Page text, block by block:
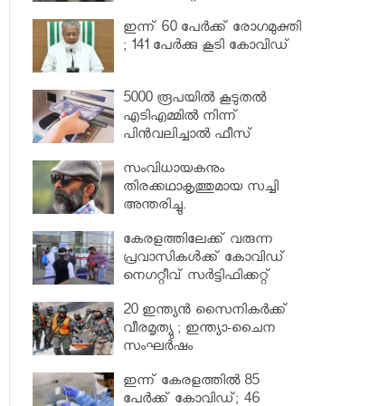
ഇന്ന് 60 പേർക്ക് രോഗമുക്തി
; 141 പേര്‍ക്കു കൂടി കോവിഡ്
5000 രൂപയിൽ കൂടുതൽ
എടിഎമ്മിൽ നിന്ന്
പിൻവലിച്ചാൽ ഫീസ്
സംവിധായകനും
തിരക്കഥാകൃത്തുമായ സച്ചി
അന്തരിച്ചു.
കേരളത്തിലേക്ക് വരുന്ന
പ്രവാസികള്‍ക്ക് കോവിഡ്
നെഗറ്റീവ് സര്‍ട്ടിഫിക്കറ്റ്
20 ഇന്ത്യൻ സൈനികർക്ക്
വീരമൃത്യു ; ഇന്ത്യാ-ചൈന
സംഘർഷം
ഇന്ന് കേരളത്തിൽ 85
പേർക്ക് കോവിഡ്; 46